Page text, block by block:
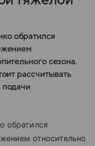
обратился
сезона.
рассчитывать
обратился
относительно